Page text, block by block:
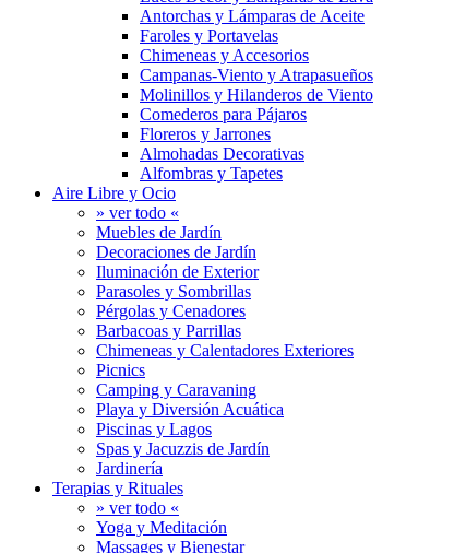
Antorchas y Lámparas de Aceite
Faroles y Portavelas
Chimeneas y Accesorios
Campanas-Viento y Atrapasueños
Molinillos y Hilanderos de Viento
Comederos para Pájaros
Floreros y Jarrones
Almohadas Decorativas
Alfombras y Tapetes
Aire Libre y Ocio
» ver todo «
Muebles de Jardín
Decoraciones de Jardín
Iluminación de Exterior
Parasoles y Sombrillas
Pérgolas y Cenadores
Barbacoas y Parrillas
Chimeneas y Calentadores Exteriores
Picnics
Camping y Caravaning
Playa y Diversión Acuática
Piscinas y Lagos
Spas y Jacuzzis de Jardín
Jardinería
Terapias y Rituales
» ver todo «
Yoga y Meditación
Massages y Bienestar